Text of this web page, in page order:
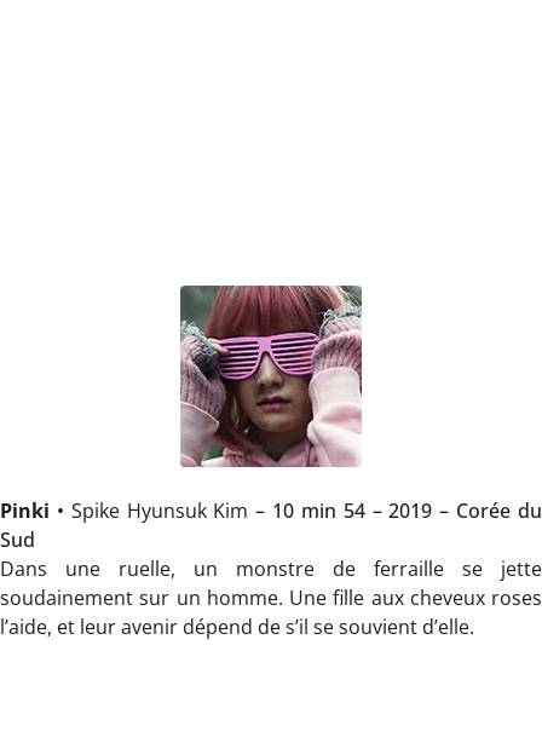
Pinki • Spike Hyunsuk Kim– 10 min 54 – 2019 – Corée du
Sud
Dans une ruelle, un monstre de ferraille se jette
soudainement sur un homme. Une fille aux cheveux roses
l’aide, et leur avenir dépend de s’il se souvient d’elle.